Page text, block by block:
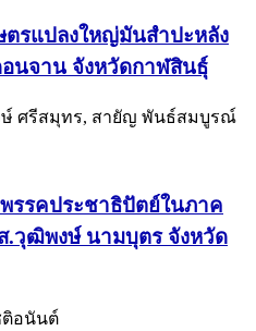
ตรแปลงใหญ่มันสำปะหลัง
อนจาน จังหวัดกาฬสินธุ์
ศรีสมุทร, สายัญ พันธ์สมบูรณ์
รรคประชาธิปัตย์ในภาค
.วุฒิพงษ์ นามบุตร จังหวัด
ติอนันต์